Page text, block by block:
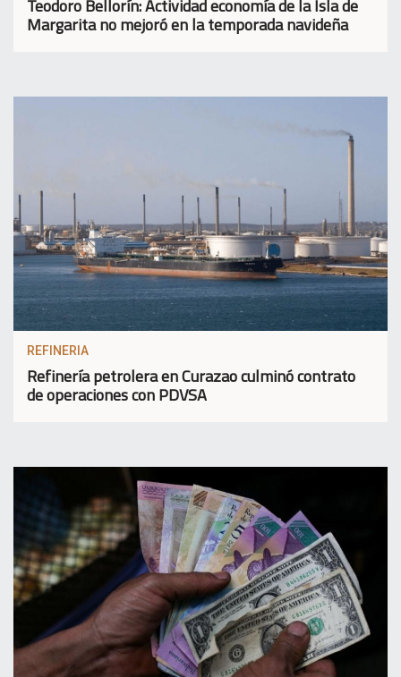
Teodoro Bellorín: Actividad economía de la Isla de
Margarita no mejoró en la temporada navideña
REFINERIA
Refinería petrolera en Curazao culminó contrato
de operaciones con PDVSA